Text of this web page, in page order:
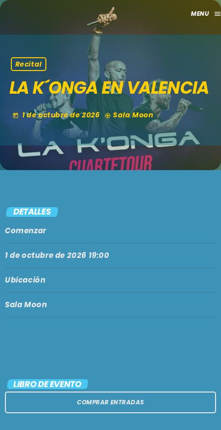
HOME
CLUB
APORTES
GRILLA
MÁLAGA
MALLORCA
LO NUEVO
PODCASTS
TIENDA
Recital
LA K´ONGA EN VALENCIA
today 1 de octubre de 2026 my_location Sala Moon
DETALLES
Comenzar
1 de octubre de 2026 19:00
Ubicación
Sala Moon
LIBRO DE EVENTO
COMPRAR ENTRADAS